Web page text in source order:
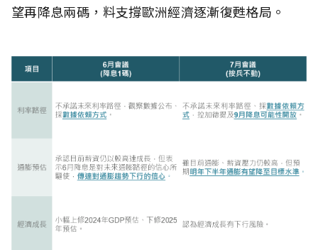
望再降息兩碼，料支撐歐洲經濟逐漸復甦格局。